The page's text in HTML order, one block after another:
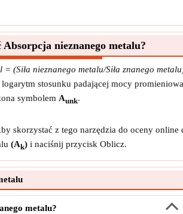
Absorpcja nieznanego metalu?
(Siła nieznanego metalu/Siła znanego
stosunku padającej mocy
symbolem Aunk.
skorzystać z tego narzędzia do oceny online
(Ak) i naciśnij przycisk Oblicz.
metalu?